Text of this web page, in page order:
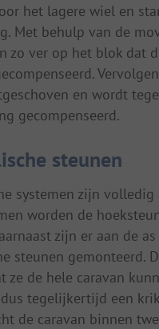
het lagere wiel en
Met behulp van de
zo ver op het blok dat
en wordt
gecompenseerd.
steunen
systemen zijn
worden de
zijn er aan de
steunen gemonteerd.
ze de hele caravan
tegelijkertijd een
de caravan binnen